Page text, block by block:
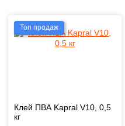
Топ продаж
Клей ПВА Kapral V10, 0,5
кг